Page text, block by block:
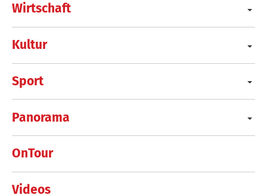
Wirtschaft
Kultur
Sport
Panorama
OnTour
Videos